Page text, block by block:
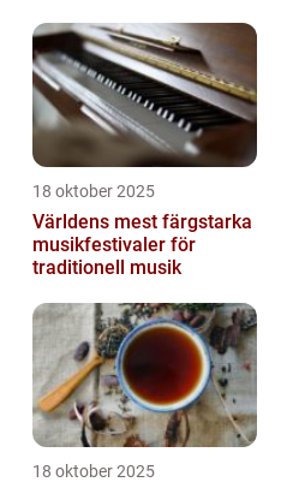
18 oktober 2025
Världens mest färgstarka
musikfestivaler för
traditionell musik
18 oktober 2025